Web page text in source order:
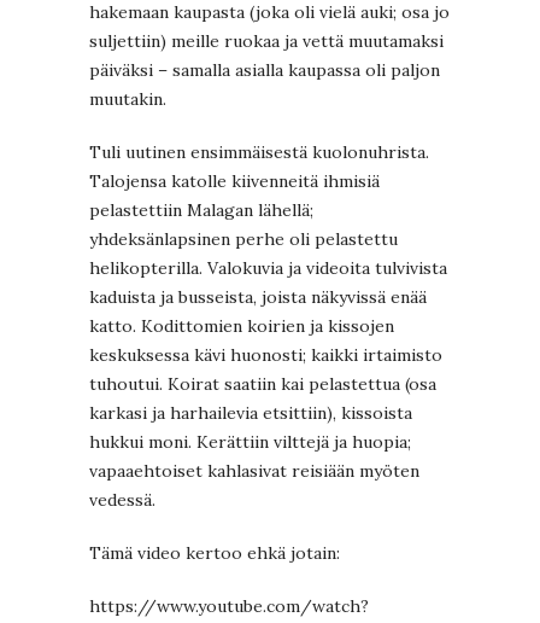
hakemaan kaupasta (joka oli vielä auki; osa jo
suljettiin) meille ruokaa ja vettä muutamaksi
päiväksi – samalla asialla kaupassa oli paljon
muutakin.
Tuli uutinen ensimmäisestä kuolonuhrista.
Talojensa katolle kiivenneitä ihmisiä
pelastettiin Malagan lähellä;
yhdeksänlapsinen perhe oli pelastettu
helikopterilla. Valokuvia ja videoita tulvivista
kaduista ja busseista, joista näkyvissä enää
katto. Kodittomien koirien ja kissojen
keskuksessa kävi huonosti; kaikki irtaimisto
tuhoutui. Koirat saatiin kai pelastettua (osa
karkasi ja harhailevia etsittiin), kissoista
hukkui moni. Kerättiin vilttejä ja huopia;
vapaaehtoiset kahlasivat reisiään myöten
vedessä.
Tämä video kertoo ehkä jotain:
https://www.youtube.com/watch?